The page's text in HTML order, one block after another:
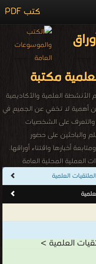
كتب PDF
مكتبة
الأنشطة العلمية والأكاديمية
أهمية لا تخفي عن الجميع في
والتعرف على الشخصيات
والباحثين على حضور
أخبارها واقتناء أوراقها.
العملية المحلية العامة
في السنوات الأخيرة؛ إلا أن
المستوى المطلوب والمأمول
من حيث محتواها
ومخرجاتها، الأمر الذي
فوائدها، المأخذ عليها
في تطوير البحث العلمي
العلمية
العلمية >